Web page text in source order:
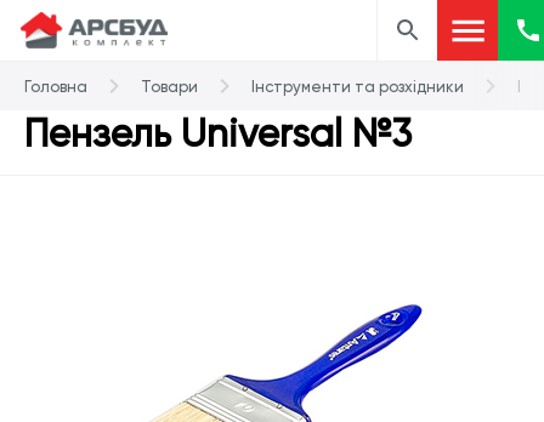
Головна Товари Інструменти та розхідники
Пензель Universal №3